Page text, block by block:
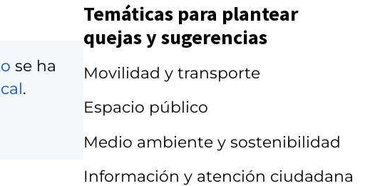
se ha
.
Temáticas para plantear
quejas y sugerencias
Movilidad y transporte
Espacio público
Medio ambiente y sostenibilidad
Información y atención ciudadana